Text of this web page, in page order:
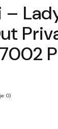
–
0)